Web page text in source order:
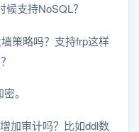
支持NoSQL？
策略吗？支持frp这样
。
加审计吗？比如ddl数